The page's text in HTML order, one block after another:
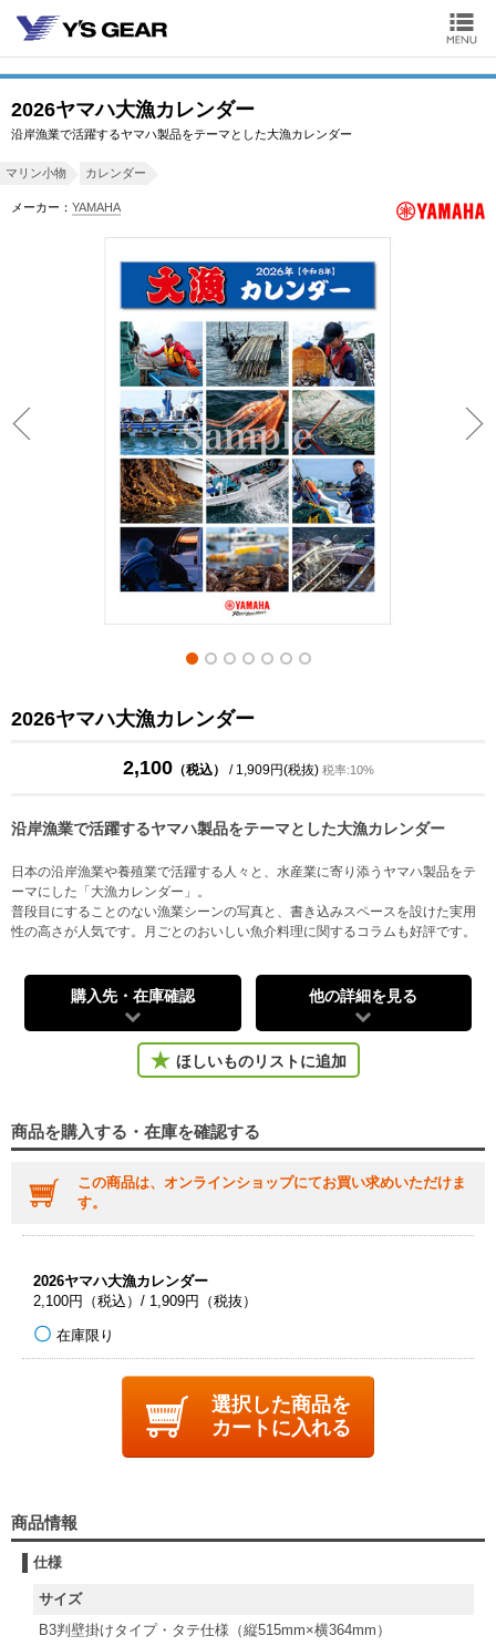
2026ヤマハ大漁カレンダー
沿岸漁業で活躍するヤマハ製品をテーマとした大漁カレンダー
マリン小物 カレンダー
メーカー： YAMAHA
2026ヤマハ大漁カレンダー
2,100（税込） / 1,909円(税抜) 税率:10%
沿岸漁業で活躍するヤマハ製品をテーマとした大漁カレンダー
日本の沿岸漁業や養殖業で活躍する人々と、水産業に寄り添うヤマハ製品をテ
ーマにした「大漁カレンダー」。
普段目にすることのない漁業シーンの写真と、書き込みスペースを設けた実用
性の高さが人気です。月ごとのおいしい魚介料理に関するコラムも好評です。
購入先・在庫確認 他の詳細を見る
ほしいものリストに追加
商品を購入する・在庫を確認する
この商品は、オンラインショップにてお買い求めいただけま
す。
2026ヤマハ大漁カレンダー
2,100円（税込）/ 1,909円（税抜）
在庫限り
選択した商品を
カートに入れる
商品情報
仕様
サイズ
B3判壁掛けタイプ・タテ仕様（縦515mm×横364mm）